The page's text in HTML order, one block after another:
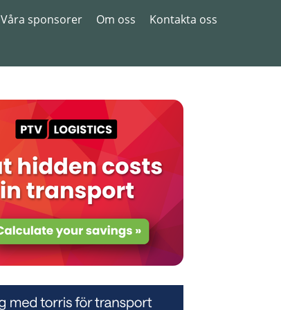
Våra sponsorer Om oss
Kontakta oss